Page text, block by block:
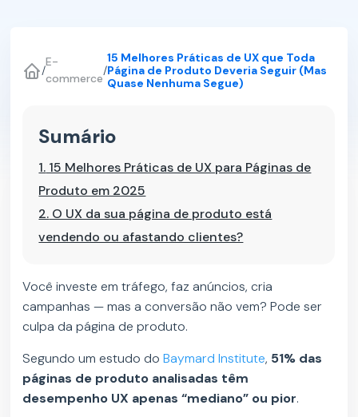
/
E-
commerce
/
15 Melhores Práticas de UX que Toda
Página de Produto Deveria Seguir (Mas
Quase Nenhuma Segue)
Sumário
1. 15 Melhores Práticas de UX para Páginas de
Produto em 2025
2. O UX da sua página de produto está
vendendo ou afastando clientes?
Você investe em tráfego, faz anúncios, cria
campanhas — mas a conversão não vem? Pode ser
culpa da página de produto.
Segundo um estudo doBaymard Institute, 51% das
páginas de produto analisadas têm
desempenho UX apenas “mediano” ou pior.